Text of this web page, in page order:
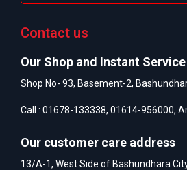
Contact us
Our Shop and Instant
Shop No- 93, Basement-2,
Call : 01678-133338, 01614-956000,
Our customer care address
13/A-1, West Side of Bashundhara